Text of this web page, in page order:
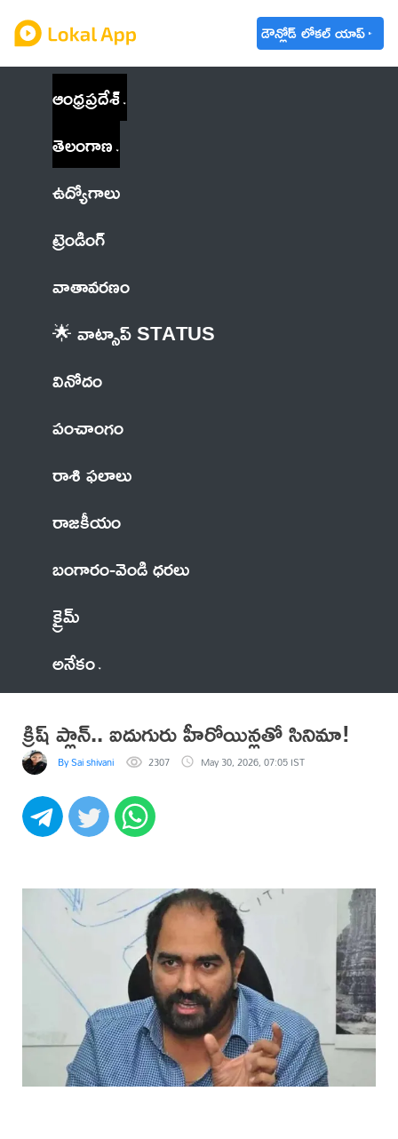
డౌన్లోడ్ లోకల్ యాప్
ఆంధ్రప్రదేశ్
తెలంగాణ
ఉద్యోగాలు
ట్రెండింగ్
వాతావరణం
🌟 వాట్సాప్ STATUS
వినోదం
పంచాంగం
రాశి ఫలాలు
రాజకీయం
బంగారం-వెండి ధరలు
క్రైమ్
అనేకం
క్రిష్ ప్లాన్.. ఐదుగురు హీరోయిన్లతో సినిమా!
By Sai shivani 2307 May 30, 2026, 07:05 IST